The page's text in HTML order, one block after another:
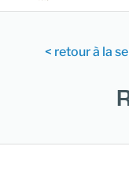
< retour à la